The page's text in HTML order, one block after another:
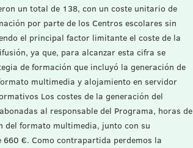
un total de 138, con un coste unitario de
por parte de los Centros escolares sin
el principal factor limitante el coste de la
ya que, para alcanzar esta cifra se
de formación que incluyó la generación de
multimedia y alojamiento en servidor
Los costes de la generación del
al responsable del Programa, horas de
del formato multimedia, junto con su
€. Como contrapartida perdemos la